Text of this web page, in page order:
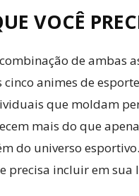
VOCÊ
de ambas
animes de
que moldam
mais do que
do universo
precisa incluir em sua